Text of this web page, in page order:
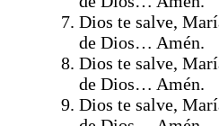
Dios te salve,
de Dios… Amén.
Dios te salve,
de Dios… Amén.
Dios te salve,